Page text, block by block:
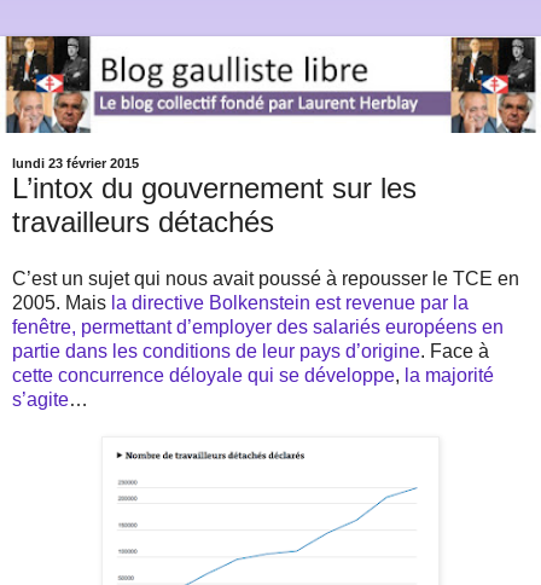
lundi 23 février 2015
L’intox du gouvernement sur les
travailleurs détachés
C’est un sujet qui nous avait poussé à repousser le TCE en
2005. Mais la directive Bolkenstein est revenue par la
fenêtre, permettant d’employer des salariés européens en
partie dans les conditions de leur pays d’origine. Face à
cette concurrence déloyale qui se développe, la majorité
s’agite…